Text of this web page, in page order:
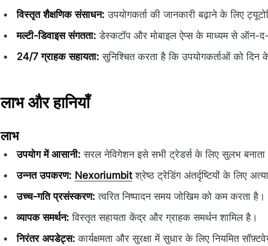
विस्तृत शैक्षणिक संसाधन: उपयोगकर्ता की जानकारी बढ़ाने के लिए
मल्टी-डिवाइस संगतता: डेस्कटॉप और मोबाइल ऐप्स के माध्यम से ऑन-
24/7 ग्राहक सहायता: सुनिश्चित करता है कि उपयोगकर्ताओं को दिन
लाभ और हानियाँ
लाभ
उपयोग में आसानी: सरल नेविगेशन इसे सभी ट्रेडर्स के लिए सुलभ बनाता
उन्नत उपकरण: Nexoriumbitश्रेष्ठ ट्रेडिंग अंतर्दृष्टियों के लिए
उच्च-गति प्रसंस्करण: त्वरित निष्पादन समय जोखिम को कम करता है।
व्यापक समर्थन: विस्तृत सहायता केंद्र और ग्राहक समर्थन शामिल है।
निरंतर अपडेट्स: कार्यक्षमता और सुरक्षा में सुधार के लिए नियमित